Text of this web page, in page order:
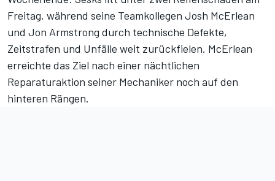
Freitag, während seine Teamkollegen Josh McErlean
und Jon Armstrong durch technische Defekte,
Zeitstrafen und Unfälle weit zurückfielen. McErlean
erreichte das Ziel nach einer nächtlichen
Reparaturaktion seiner Mechaniker noch auf den
hinteren Rängen.